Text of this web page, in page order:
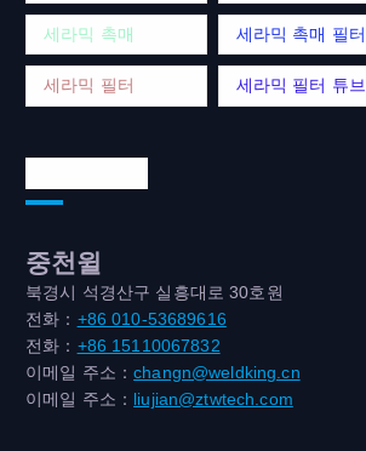
세라믹 촉매 세라믹 촉매 필터
세라믹 필터 세라믹 필터 튜브
중천윌
북경시 석경산구 실흥대로 30호원
전화： +86 010-53689616
전화： +86 15110067832
이메일 주소：changn@weldking.cn
이메일 주소： liujian@ztwtech.com